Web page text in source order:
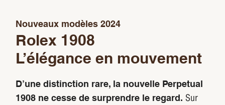
Nouveaux modèles 2024
Rolex 1908
L’élégance en mouvement
D’une distinction rare, la nouvelle Perpetual
1908 ne cesse de surprendre le regard. Sur